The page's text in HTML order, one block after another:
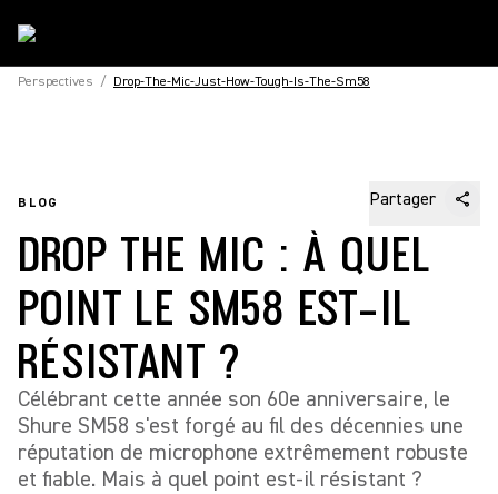
Perspectives / Drop-The-Mic-Just-How-Tough-Is-The-Sm58
BLOG Partager
DROP THE MIC : À QUEL
POINT LE SM58 EST-IL
RÉSISTANT ?
Célébrant cette année son 60e anniversaire, le
Shure SM58 s'est forgé au fil des décennies une
réputation de microphone extrêmement robuste
et fiable. Mais à quel point est-il résistant ?